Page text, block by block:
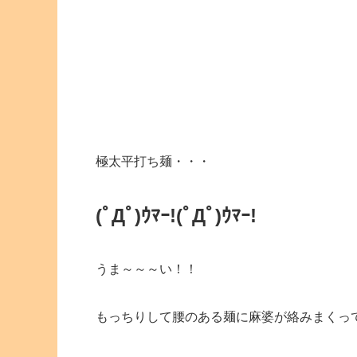
極太平打ち麺・・・
(ﾟДﾟ)ｳﾏｰ!(ﾟДﾟ)ｳﾏｰ!
うま～～～い！！
もっちりして腰のある麺に麻婆が絡みまくっ